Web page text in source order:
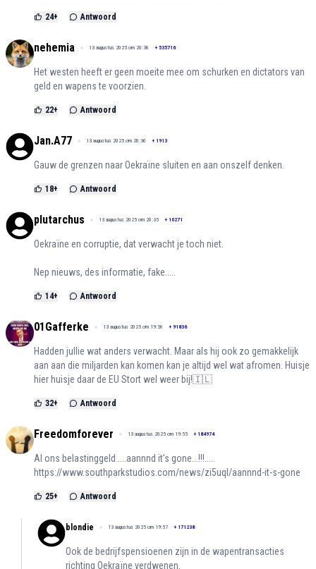
24+ Antwoord
nehemia 13 augustus 2025 om 20:38 + 535716
Het westen heeft er geen moeite mee om schurken en dictators van
geld en wapens te voorzien.
22+ Antwoord
Jan.A77 13 augustus 2025 om 20:36 + 1913
Gauw de grenzen naar Oekraïne sluiten en aan onszelf denken.
18+ Antwoord
plutarchus 13 augustus 2025 om 20:35 + 10271
Oekraïne en corruptie, dat verwacht je toch niet.
Nep nieuws, des informatie, fake.....
14+ Antwoord
01Gafferke 13 augustus 2025 om 19:56 + 91836
Hadden jullie wat anders verwacht. Maar als hij ook zo gemakkelijk
aan aan die miljarden kan komen kan je altijd wel wat afromen. Huisje
hier huisje daar de EU Stort wel weer bij!🇮🇱
32+ Antwoord
Freedomforever 13 augustus 2025 om 19:55 + 184974
Al ons belastinggeld.....aannnd it's gone...!!!.....
https://www.southparkstudios.com/news/zi5uql/aannnd-it-s-gone
25+ Antwoord
blondie 13 augustus 2025 om 19:57 + 171238
Ook de bedrijfspensioenen zijn in de wapentransacties
richting Oekraïne verdwenen.